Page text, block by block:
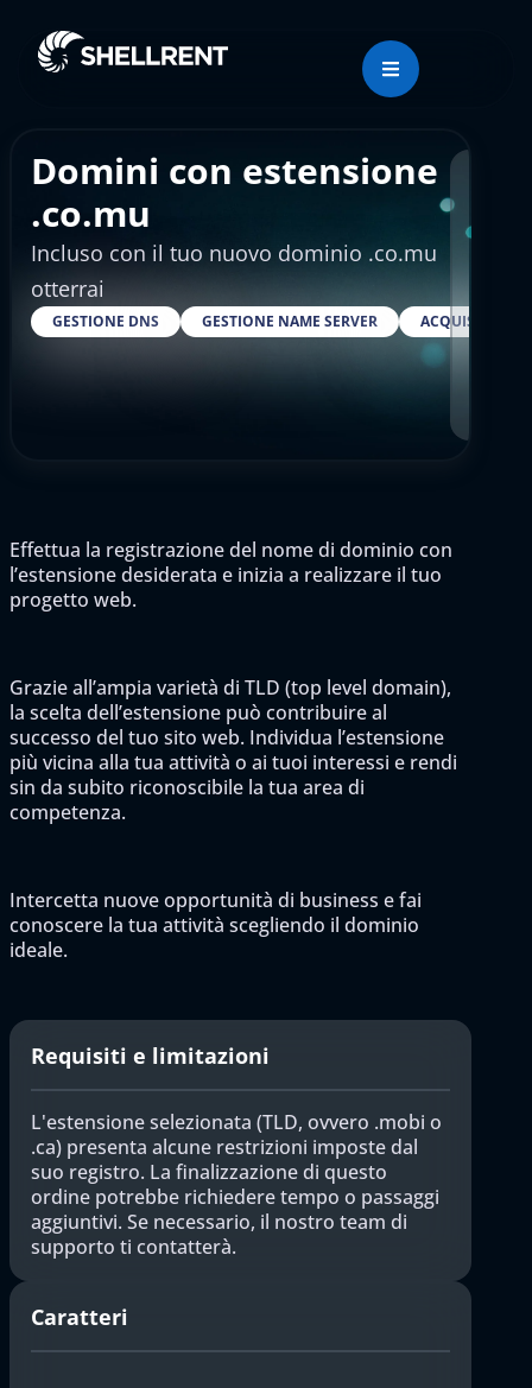
Domini con estensione
.co.mu
Incluso con il tuo nuovo dominio .co.mu
otterrai
GESTIONE DNS GESTIONE NAME SERVER ACQUISTARE
Effettua la registrazione del nome di dominio con
l’estensione desiderata e inizia a realizzare il tuo
progetto web.
Grazie all’ampia varietà di TLD (top level domain),
la scelta dell’estensione può contribuire al
successo del tuo sito web. Individua l’estensione
più vicina alla tua attività o ai tuoi interessi e rendi
sin da subito riconoscibile la tua area di
competenza.
Intercetta nuove opportunità di business e fai
conoscere la tua attività scegliendo il dominio
ideale.
Requisiti e limitazioni
L'estensione selezionata (TLD, ovvero .mobi o
.ca) presenta alcune restrizioni imposte dal
suo registro. La finalizzazione di questo
ordine potrebbe richiedere tempo o passaggi
aggiuntivi. Se necessario, il nostro team di
supporto ti contatterà.
Caratteri